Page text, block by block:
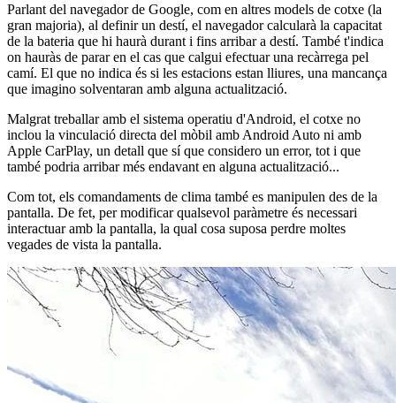
Parlant del navegador de Google, com en altres models de cotxe (la
gran majoria), al definir un destí, el navegador calcularà la capacitat
de la bateria que hi haurà durant i fins arribar a destí. També t'indica
on hauràs de parar en el cas que calgui efectuar una recàrrega pel
camí. El que no indica és si les estacions estan lliures, una mancança
que imagino solventaran amb alguna actualització.
Malgrat treballar amb el sistema operatiu d'Android, el cotxe no
inclou la vinculació directa del mòbil amb Android Auto ni amb
Apple CarPlay, un detall que sí que considero un error, tot i que
també podria arribar més endavant en alguna actualització...
Com tot, els comandaments de clima també es manipulen des de la
pantalla. De fet, per modificar qualsevol paràmetre és necessari
interactuar amb la pantalla, la qual cosa suposa perdre moltes
vegades de vista la pantalla.